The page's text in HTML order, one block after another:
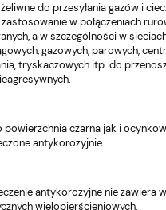
do przesyłania gazów i
w połączeniach
a w szczególności w
gazowych, parowych,
tryskaczowych itp. do
powierzchnia czarna jak i
antykorozyjnie.
antykorozyjne nie zawiera
wielopierścieniowych.